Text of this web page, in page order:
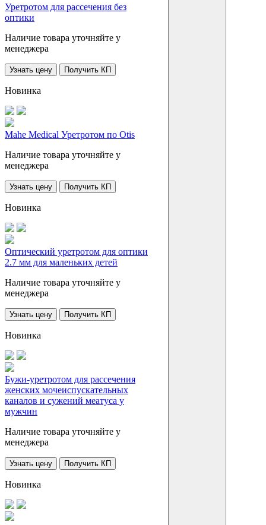
Уретротом для рассечения без
оптики
Наличие товара уточняйте у
менеджера
Узнать цену Получить КП
Новинка
Mahe Medical Уретротом по Otis
Наличие товара уточняйте у
менеджера
Узнать цену Получить КП
Новинка
Оптический уретротом для оптики
2.7 мм для маленьких детей
Наличие товара уточняйте у
менеджера
Узнать цену Получить КП
Новинка
Бужи-уретротом для рассечения
женских мочеиспускательных
каналов и сужений меатуса у
мужчин
Наличие товара уточняйте у
менеджера
Узнать цену Получить КП
Новинка